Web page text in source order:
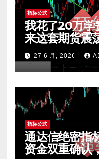
指标公式
我花了20万学
来这套期货震
费公开核心逻
27 6 月, 2026
指标公式
通达信绝密指
资金双重确认